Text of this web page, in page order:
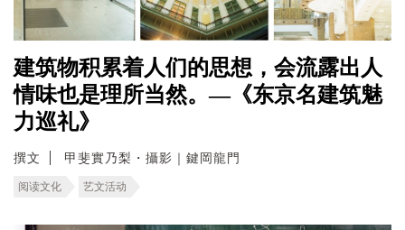
建筑物积累着人们的思想，会流露出人
情味也是理所当然。—《东京名建筑魅
力巡礼》
撰文 甲斐實乃梨・攝影｜鍵岡龍門
阅读文化 艺文活动